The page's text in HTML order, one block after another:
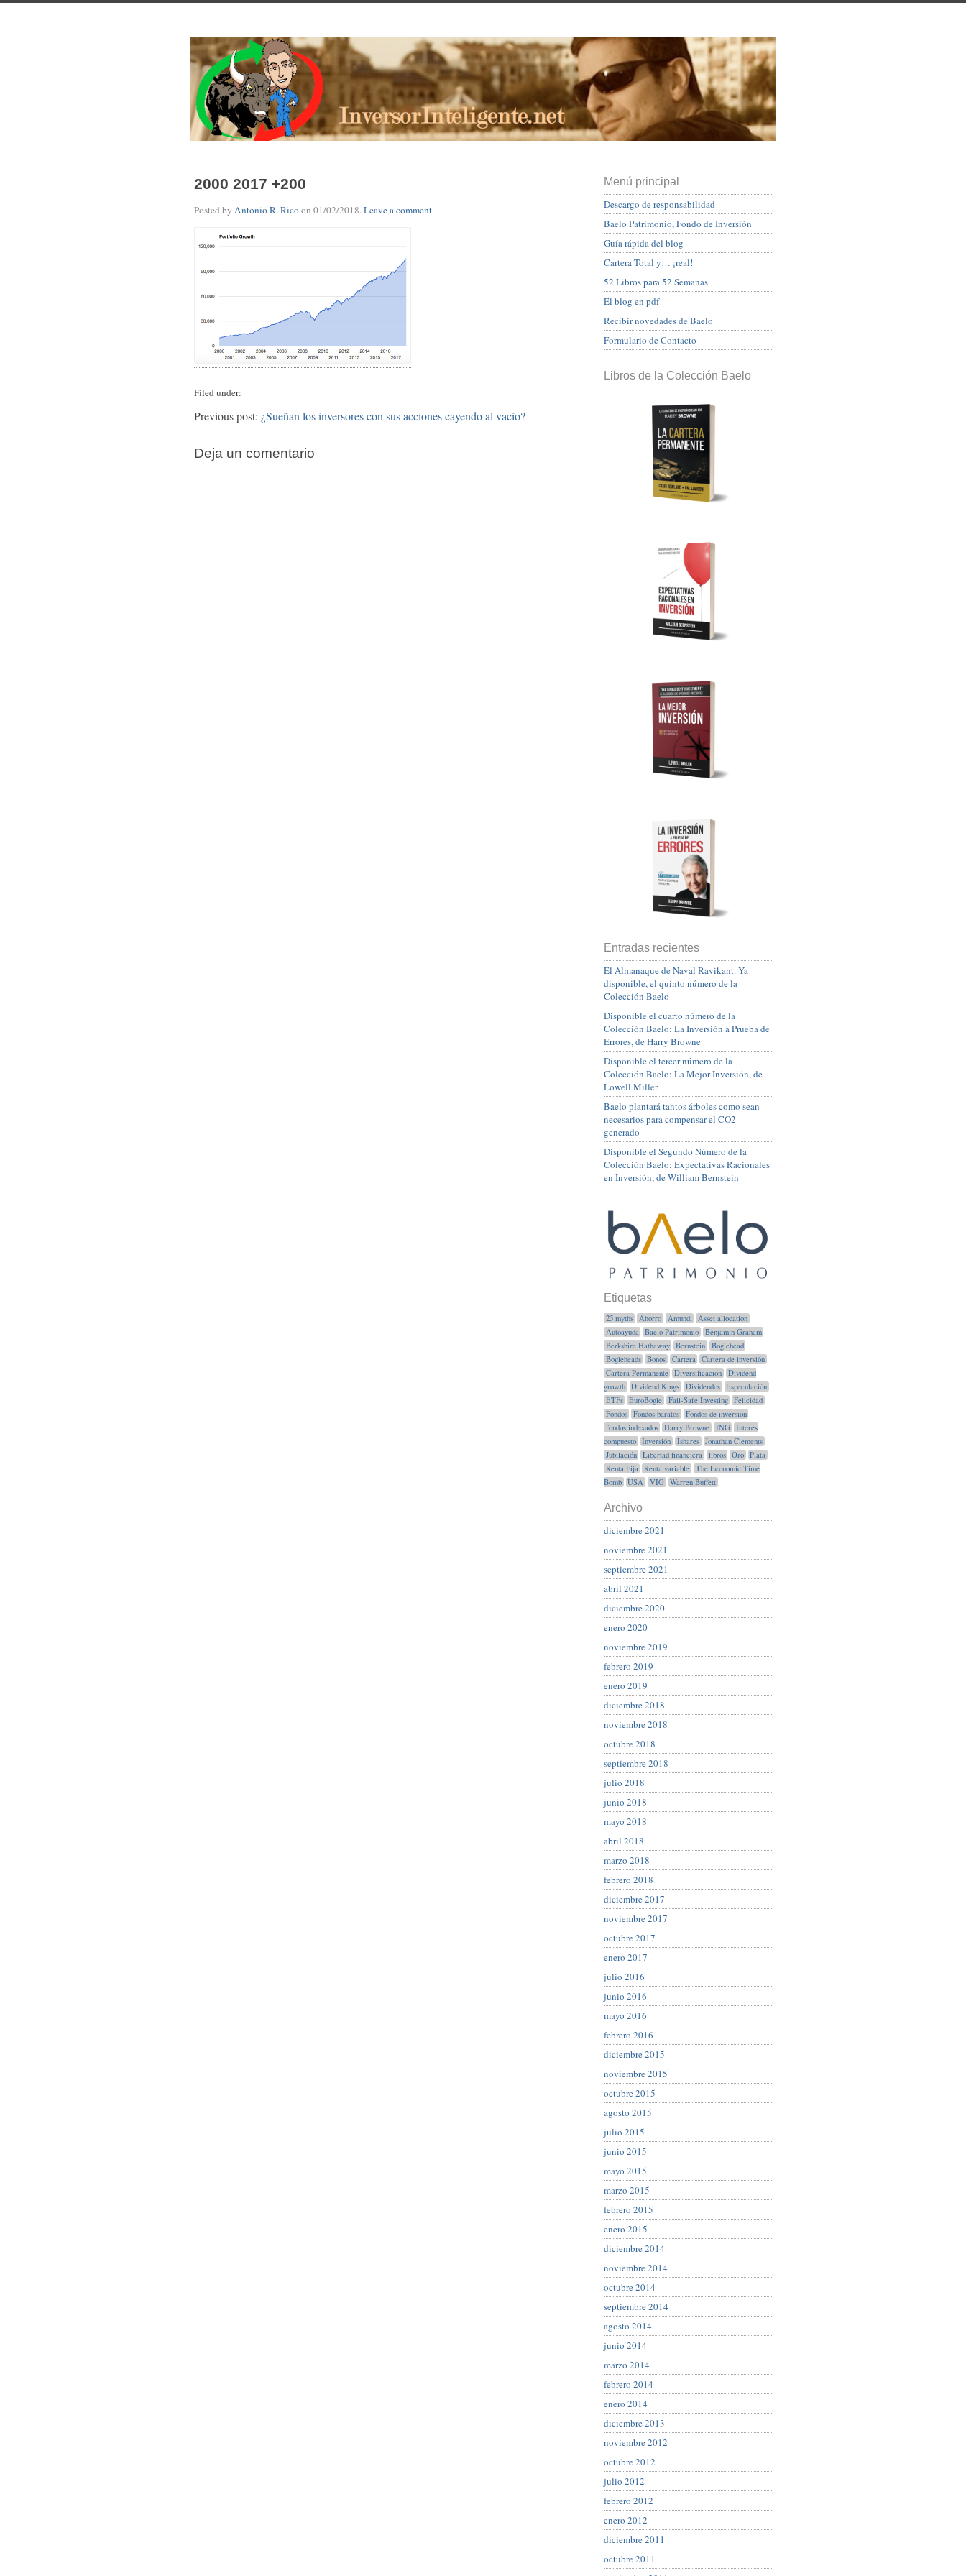
2000 2017 +200
Posted by Antonio R. Ricoon 01/02/2018.Leave a comment.
Filed under:
Previous post: ¿Sueñan los inversores con sus acciones cayendo al vacío?
Deja un comentario
Menú principal
Descargo de responsabilidad
Baelo Patrimonio, Fondo de Inversión
Guía rápida del blog
Cartera Total y… ¡real!
52 Libros para 52 Semanas
El blog en pdf
Recibir novedades de Baelo
Formulario de Contacto
Libros de la Colección Baelo
Entradas recientes
El Almanaque de Naval Ravikant. Ya
disponible, el quinto número de la
Colección Baelo
Disponible el cuarto número de la
Colección Baelo: La Inversión a Prueba de
Errores, de Harry Browne
Disponible el tercer número de la
Colección Baelo: La Mejor Inversión, de
Lowell Miller
Baelo plantará tantos árboles como sean
necesarios para compensar el CO2
generado
Disponible el Segundo Número de la
Colección Baelo: Expectativas Racionales
en Inversión, de William Bernstein
Etiquetas
25 myths Ahorro Amundi
Asset allocation
Autoayuda
Baelo Patrimonio
Benjamin Graham
Berkshire Hathaway
Bernstein
Boglehead
Bogleheads
Bonos Cartera
Cartera de inversión
Cartera Permanente
Diversificación
Dividend
growth
Dividend Kings Dividendos
Especulación
ETFs
EuroBogle Fail-Safe Investing
Felicidad
Fondos
Fondos baratos
Fondos de inversión
fondos indexados
Harry Browne ING
Interés
compuesto
Inversión Ishares
Jonathan Clements
Jubilación
Libertad financiera libros Oro
Plata
Renta Fija
Renta variable
The Economic Time
Bomb
USA VIG Warren Buffett
Archivo
diciembre 2021
noviembre 2021
septiembre 2021
abril 2021
diciembre 2020
enero 2020
noviembre 2019
febrero 2019
enero 2019
diciembre 2018
noviembre 2018
octubre 2018
septiembre 2018
julio 2018
junio 2018
mayo 2018
abril 2018
marzo 2018
febrero 2018
diciembre 2017
noviembre 2017
octubre 2017
enero 2017
julio 2016
junio 2016
mayo 2016
febrero 2016
diciembre 2015
noviembre 2015
octubre 2015
agosto 2015
julio 2015
junio 2015
mayo 2015
marzo 2015
febrero 2015
enero 2015
diciembre 2014
noviembre 2014
octubre 2014
septiembre 2014
agosto 2014
junio 2014
marzo 2014
febrero 2014
enero 2014
diciembre 2013
noviembre 2012
octubre 2012
julio 2012
febrero 2012
enero 2012
diciembre 2011
octubre 2011